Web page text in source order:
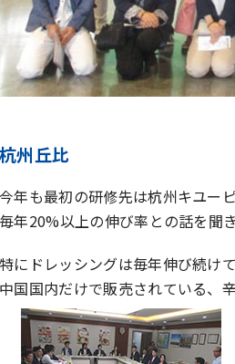
杭州丘比
今年も最初の研修先は杭州キユー
毎年20%以上の伸び率との話を聞
特にドレッシングは毎年伸び続け
中国国内だけで販売されている、